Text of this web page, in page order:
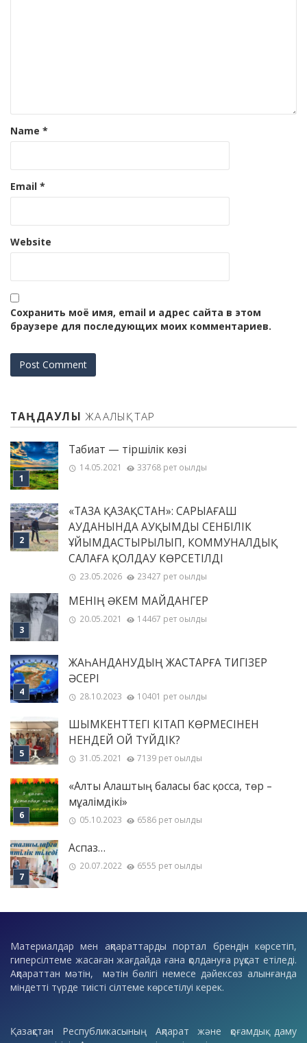
Name *
Email *
Website
Сохранить моё имя, email и адрес сайта в этом
браузере для последующих моих комментариев.
ТАҢДАУЛЫ ЖАҢАЛЫҚТАР
Табиғат — тіршілік көзі
14.05.2021 33768 рет оқылды
«ТАЗА ҚАЗАҚСТАН»: САРЫАҒАШ
АУДАНЫНДА АУҚЫМДЫ СЕНБІЛІК
ҰЙЫМДАСТЫРЫЛЫП, КОММУНАЛДЫҚ
САЛАҒА ҚОЛДАУ КӨРСЕТІЛДІ
23.05.2026 23427 рет оқылды
МЕНІҢ ƏКЕМ МАЙДАНГЕР
20.05.2021 14467 рет оқылды
ЖАҺАНДАНУДЫҢ ЖАСТАРҒА ТИГІЗЕР
ӘСЕРІ
28.10.2023 10401 рет оқылды
ШЫМКЕНТТЕГІ КІТАП КӨРМЕСІНЕН
НЕНДЕЙ ОЙ ТҮЙДІК?
31.05.2021 7139 рет оқылды
«Алты Алаштың баласы бас қосса, төр –
мұғалімдікі»
05.10.2023 6586 рет оқылды
Аспаз…
20.07.2022 6555 рет оқылды
Материалдар мен ақпараттарды портал брендін көрсетіп,
гиперсілтеме жасаған жағдайда ғана қолдануға рұқсат етіледі.
Ақпараттан мәтін, мәтін бөлігі немесе дәйексөз алынғанда
міндетті түрде тиісті сілтеме көрсетілуі керек.
Қазақстан Республикасының Ақпарат және қоғамдық даму